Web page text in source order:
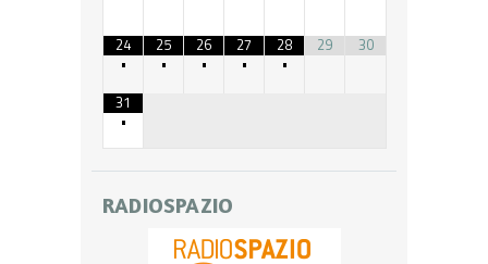
24
•
25
•
26
•
27
•
28
•
29 30
31
•
RADIOSPAZIO